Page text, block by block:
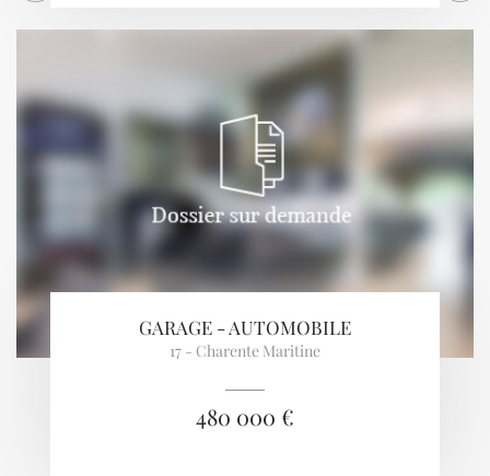
GARAGE - AUTOMOBILE
17 - Charente Maritine
480 000 €